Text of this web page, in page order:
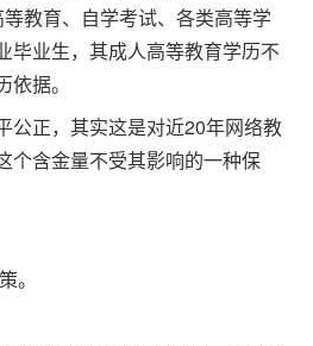
教育、自学考试、各类高等学
毕业生，其成人高等教育学历不
据。
公正，其实这是对近20年网络教
个含金量不受其影响的一种保
。